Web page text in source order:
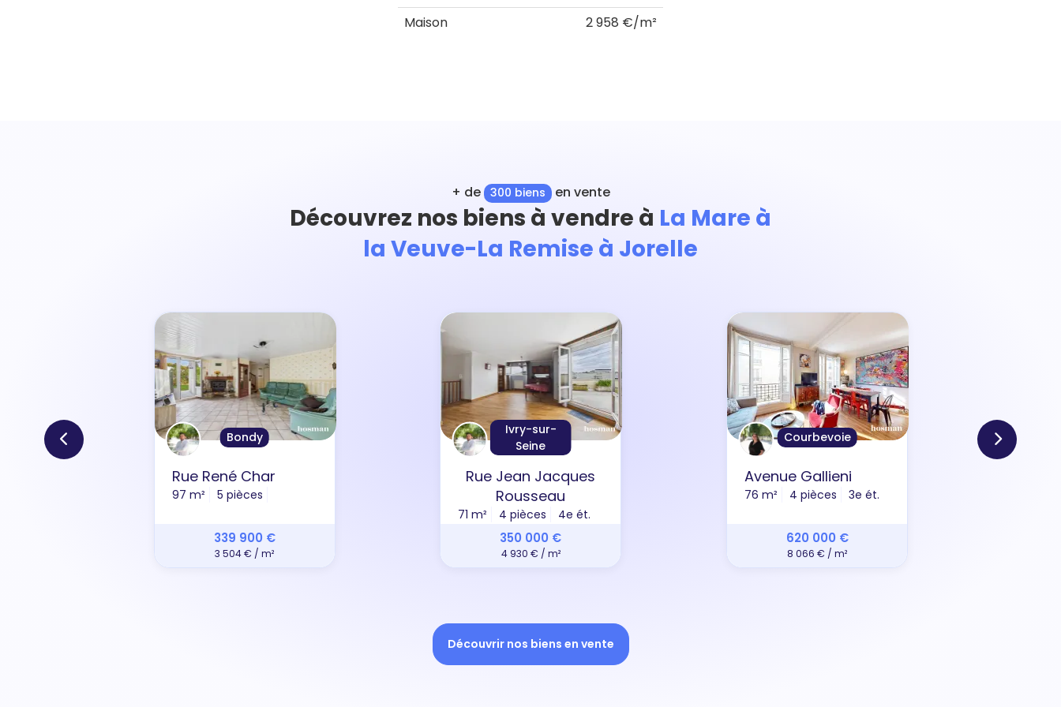
Maison
2 958 €/m²
+ de 300 biens en vente
Découvrez nos biens à vendre à La Mare à
la Veuve-La Remise à Jorelle
Bondy
Rue René Char
97 m² 5 pièces
339 900 €
3 504 € / m²
Ivry-sur-
Seine
Rue Jean Jacques
Rousseau
71 m² 4 pièces 4e ét.
350 000 €
4 930 € / m²
Courbevoie
Avenue Gallieni
76 m² 4 pièces 3e ét.
620 000 €
8 066 € / m²
Découvrir nos biens en vente